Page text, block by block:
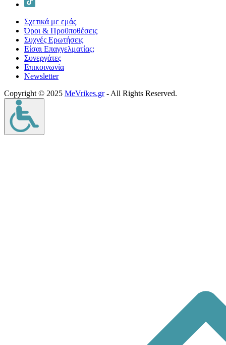
Σχετικά με εμάς
Όροι & Προϋποθέσεις
Συχνές Ερωτήσεις
Είσαι Επαγγελματίας;
Συνεργάτες
Επικοινωνία
Νewsletter
Copyright © 2025 MeVrikes.gr- All Rights Reserved.